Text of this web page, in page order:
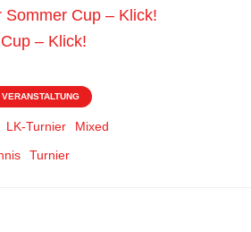
Cup – Klick!
– Klick!
VERANSTALTUNG
LK-Turnier
Mixed
Turnier